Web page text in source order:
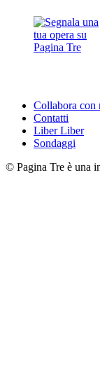
Collabora con
Contatti
Liber Liber
Sondaggi
© Pagina Tre è una